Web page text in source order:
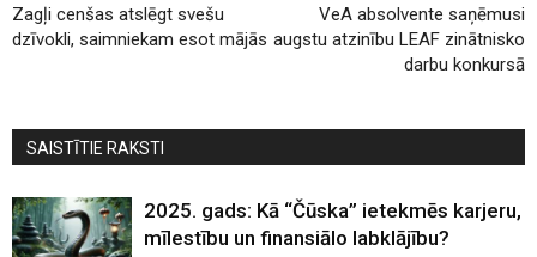
Zagļi cenšas atslēgt svešu
dzīvokli, saimniekam esot mājās
VeA absolvente saņēmusi
augstu atzinību LEAF zinātnisko
darbu konkursā
SAISTĪTIE RAKSTI
2025. gads: Kā “Čūska” ietekmēs karjeru,
mīlestību un finansiālo labklājību?